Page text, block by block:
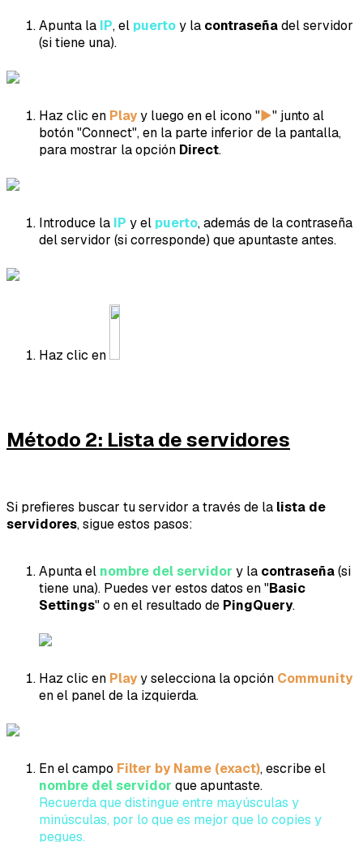
Apunta la IP, el puertoy la contraseñadel servidor
(si tiene una).
Haz clic en Playy luego en el icono "►" junto al
botón "Connect", en la parte inferior de la pantalla,
para mostrar la opción Direct.
Introduce la IP y el puerto, además de la contraseña
del servidor (si corresponde) que apuntaste antes.
Haz clic en
Método 2: Lista de servidores
Si prefieres buscar tu servidor a través de la lista de
servidores, sigue estos pasos:
Apunta el nombre del servidor y la contraseña(si
tiene una). Puedes ver estos datos en "Basic
Settings" o en el resultado de PingQuery.
Haz clic en Playy selecciona la opción Community
en el panel de la izquierda.
En el campo Filter by Name (exact), escribe el
nombre del servidor que apuntaste.
Recuerda que distingue entre mayúsculas y
minúsculas, por lo que es mejor que lo copies y
pegues.